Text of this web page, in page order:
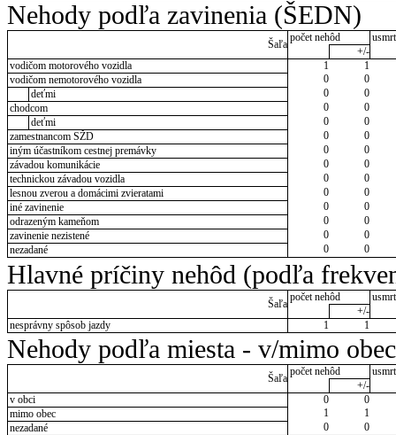
Nehody podľa zavinenia (ŠEDN)
Šaľa
počet nehôd
+/-
vodičom motorového vozidla
1
1
vodičom nemotorového vozidla
0
0
deťmi
0
0
chodcom
0
0
deťmi
0
0
zamestnancom SŽD
0
0
iným účastníkom cestnej premávky
0
0
závadou komunikácie
0
0
technickou závadou vozidla
0
0
lesnou zverou a domácimi zvieratami
0
0
iné zavinenie
0
0
odrazeným kameňom
0
0
zavinenie nezistené
0
0
nezadané
0 0
Hlavné príčiny nehôd (podľa
Šaľa
počet nehôd
+/-
nesprávny spôsob jazdy
1 1
Nehody podľa miesta - v/mimo obec
Šaľa
počet nehôd
+/-
v obci
0
0
mimo obec
1
1
nezadané
0 0